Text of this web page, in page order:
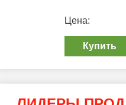
Цена:
Купить